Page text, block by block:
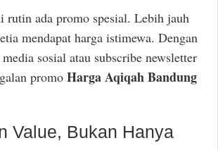
rutin ada promo spesial. Lebih jauh
mendapat harga istimewa. Dengan
sosial atau subscribe newsletter
promo Harga Aqiqah Bandung
Value, Bukan Hanya